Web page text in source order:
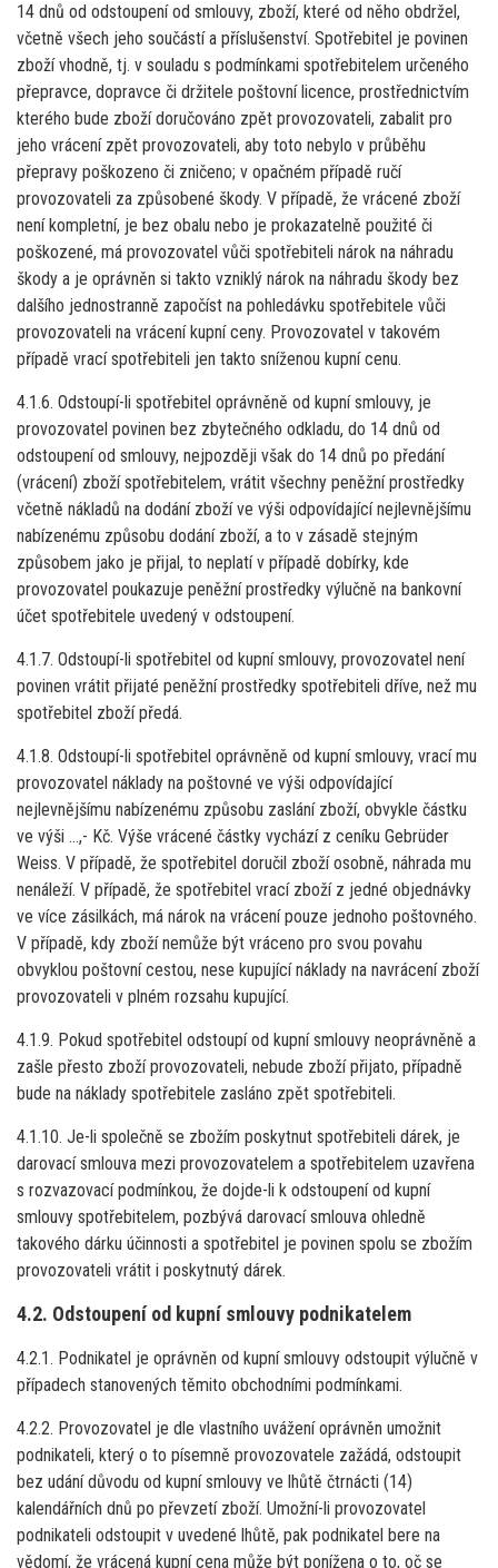
14 dnů od odstoupení od smlouvy, zboží, které od něho obdržel,
včetně všech jeho součástí a příslušenství. Spotřebitel je povinen
zboží vhodně, tj. v souladu s podmínkami spotřebitelem určeného
přepravce, dopravce či držitele poštovní licence, prostřednictvím
kterého bude zboží doručováno zpět provozovateli, zabalit pro
jeho vrácení zpět provozovateli, aby toto nebylo v průběhu
přepravy poškozeno či zničeno; v opačném případě ručí
provozovateli za způsobené škody. V případě, že vrácené zboží
není kompletní, je bez obalu nebo je prokazatelně použité či
poškozené, má provozovatel vůči spotřebiteli nárok na náhradu
škody a je oprávněn si takto vzniklý nárok na náhradu škody bez
dalšího jednostranně započíst na pohledávku spotřebitele vůči
provozovateli na vrácení kupní ceny. Provozovatel v takovém
případě vrací spotřebiteli jen takto sníženou kupní cenu.
4.1.6. Odstoupí-li spotřebitel oprávněně od kupní smlouvy, je
provozovatel povinen bez zbytečného odkladu, do 14 dnů od
odstoupení od smlouvy, nejpozději však do 14 dnů po předání
(vrácení) zboží spotřebitelem, vrátit všechny peněžní prostředky
včetně nákladů na dodání zboží ve výši odpovídající nejlevnějšímu
nabízenému způsobu dodání zboží, a to v zásadě stejným
způsobem jako je přijal, to neplatí v případě dobírky, kde
provozovatel poukazuje peněžní prostředky výlučně na bankovní
účet spotřebitele uvedený v odstoupení.
4.1.7. Odstoupí-li spotřebitel od kupní smlouvy, provozovatel není
povinen vrátit přijaté peněžní prostředky spotřebiteli dříve, než mu
spotřebitel zboží předá.
4.1.8. Odstoupí-li spotřebitel oprávněně od kupní smlouvy, vrací mu
provozovatel náklady na poštovné ve výši odpovídající
nejlevnějšímu nabízenému způsobu zaslání zboží, obvykle částku
ve výši ...,- Kč. Výše vrácené částky vychází z ceníku Gebrüder
Weiss. V případě, že spotřebitel doručil zboží osobně, náhrada mu
nenáleží. V případě, že spotřebitel vrací zboží z jedné objednávky
ve více zásilkách, má nárok na vrácení pouze jednoho poštovného.
V případě, kdy zboží nemůže být vráceno pro svou povahu
obvyklou poštovní cestou, nese kupující náklady na navrácení zboží
provozovateli v plném rozsahu kupující.
4.1.9. Pokud spotřebitel odstoupí od kupní smlouvy neoprávněně a
zašle přesto zboží provozovateli, nebude zboží přijato, případně
bude na náklady spotřebitele zasláno zpět spotřebiteli.
4.1.10. Je-li společně se zbožím poskytnut spotřebiteli dárek, je
darovací smlouva mezi provozovatelem a spotřebitelem uzavřena
s rozvazovací podmínkou, že dojde-li k odstoupení od kupní
smlouvy spotřebitelem, pozbývá darovací smlouva ohledně
takového dárku účinnosti a spotřebitel je povinen spolu se zbožím
provozovateli vrátit i poskytnutý dárek.
4.2. Odstoupení od kupní smlouvy podnikatelem
4.2.1. Podnikatel je oprávněn od kupní smlouvy odstoupit výlučně v
případech stanovených těmito obchodními podmínkami.
4.2.2. Provozovatel je dle vlastního uvážení oprávněn umožnit
podnikateli, který o to písemně provozovatele zažádá, odstoupit
bez udání důvodu od kupní smlouvy ve lhůtě čtrnácti (14)
kalendářních dnů po převzetí zboží. Umožní-li provozovatel
podnikateli odstoupit v uvedené lhůtě, pak podnikatel bere na
vědomí, že vrácená kupní cena může být ponížena o to, oč se